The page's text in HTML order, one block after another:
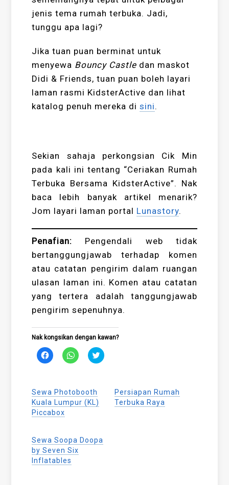
jenis tema rumah terbuka. Jadi,
tunggu apa lagi?
Jika tuan puan berminat untuk
menyewa Bouncy Castle dan maskot
Didi & Friends, tuan puan boleh layari
laman rasmi KidsterActive dan lihat
katalog penuh mereka disini.
Sekian sahaja perkongsian Cik Min
pada kali ini tentang “Ceriakan Rumah
Terbuka Bersama KidsterActive”. Nak
baca lebih banyak artikel menarik?
Jom layari laman portal Lunastory.
Penafian: Pengendali web tidak
bertanggungjawab terhadap komen
atau catatan pengirim dalam ruangan
ulasan laman ini. Komen atau catatan
yang tertera adalah tanggungjawab
pengirim sepenuhnya.
Nak kongsikan dengan kawan?
Click
to
(Opens
in
new
window)
Click
to
(Opens
in
new
window)
Click
to
(Opens
window)
Sewa Photobooth
Kuala Lumpur (KL)
Piccabox
Persiapan Rumah
Terbuka Raya
Sewa Soopa Doopa
by Seven Six
Inflatables